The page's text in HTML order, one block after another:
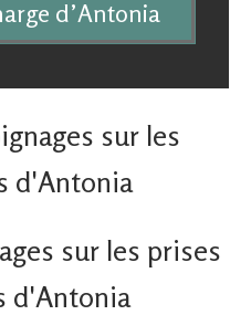
d’Antonia
sur les
d'Antonia
sur les prises
d'Antonia